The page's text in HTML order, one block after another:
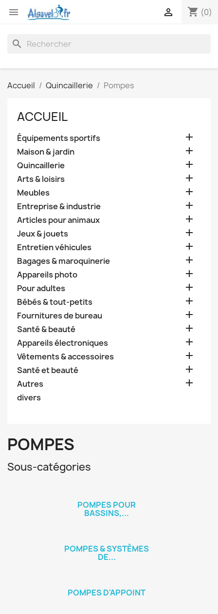
 shopping_cart (0)

search
Accueil Quincaillerie Pompes
ACCUEIL
Équipements sportifs 
Maison & jardin 
Quincaillerie 
Arts & loisirs 
Meubles 
Entreprise & industrie 
Articles pour animaux 
Jeux & jouets 
Entretien véhicules 
Bagages & maroquinerie 
Appareils photo 
Pour adultes 
Bébés & tout-petits 
Fournitures de bureau 
Santé & beauté 
Appareils électroniques 
Vêtements & accessoires 
Santé et beauté 
Autres 
divers
POMPES
Sous-catégories
POMPES POUR
BASSINS,...
POMPES & SYSTÈMES
DE...
POMPES D'APPOINT